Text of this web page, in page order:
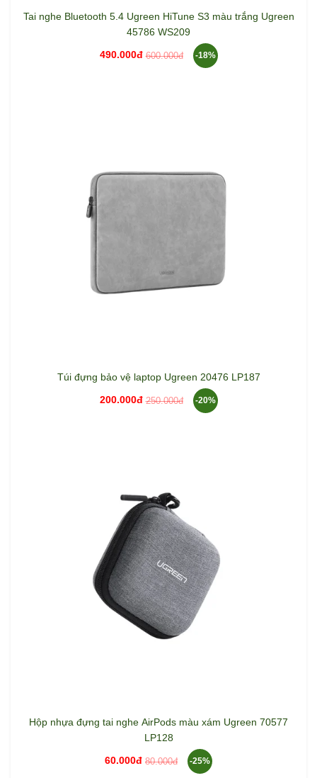
Tai nghe Bluetooth 5.4 Ugreen HiTune S3 màu trắng Ugreen
45786 WS209
490.000đ 600.000đ -18%
Túi đựng bảo vệ laptop Ugreen 20476 LP187
200.000đ 250.000đ -20%
Hộp nhựa đựng tai nghe AirPods màu xám Ugreen 70577
LP128
60.000đ 80.000đ -25%